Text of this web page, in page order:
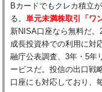
Bカードでもクレカ積立
る。単元未満株取引「ワ
新NISA口座なら無料だ
成長投資枠での利用に対
融庁公表調査、3年・5年
ービスだ。投信の出口戦
口座にも対応しており、